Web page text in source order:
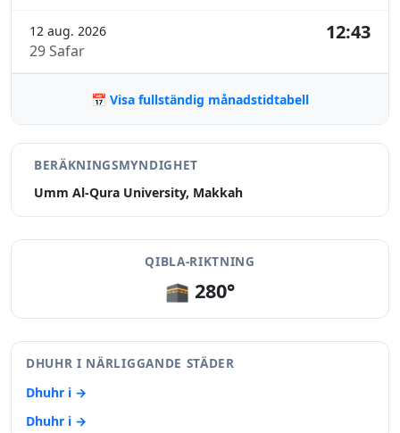
12 aug. 2026
29 Safar
12:43
📅 Visa fullständig månadstidtabell
BERÄKNINGSMYNDIGHET
Umm Al-Qura University, Makkah
QIBLA-RIKTNING
🕋 280°
DHUHR I NÄRLIGGANDE STÄDER
Dhuhr i →
Dhuhr i →